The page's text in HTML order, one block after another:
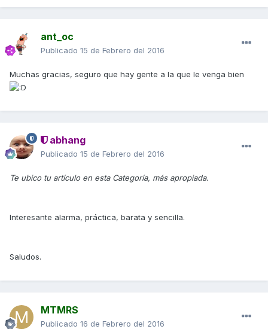
ant_oc
Publicado 15 de Febrero del 2016
Muchas gracias, seguro que hay gente a la que le venga bien
abhang
Publicado 15 de Febrero del 2016
Te ubico tu artículo en esta Categoría, más apropiada.
Interesante alarma, práctica, barata y sencilla.
Saludos.
MTMRS
Publicado 16 de Febrero del 2016